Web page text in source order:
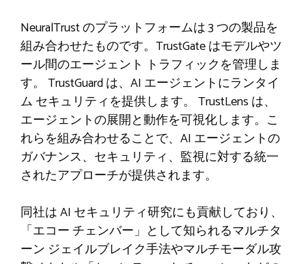
NeuralTrust のプラットフォームは 3 つの製品を
組み合わせたものです。TrustGate はモデルやツ
ール間のエージェント トラフィックを管理しま
す。 TrustGuard は、AI エージェントにランタイ
ム セキュリティを提供します。 TrustLens は、
エージェントの展開と動作を可視化します。こ
れらを組み合わせることで、AI エージェントの
ガバナンス、セキュリティ、監視に対する統一
されたアプローチが提供されます。
同社は AI セキュリティ研究にも貢献しており、
「エコー チェンバー」として知られるマルチタ
ーン ジェイルブレイク手法やマルチモーダル攻